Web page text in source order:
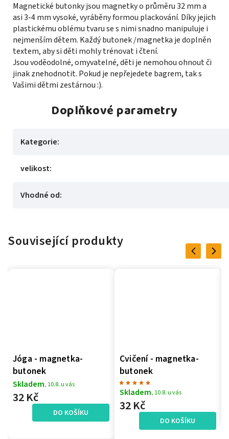
Magnetické butonky jsou magnetky o průměru 32 mm a
asi 3-4 mm vysoké, vyráběny formou plackování. Díky jejich
plastickému oblému tvaru se s nimi snadno manipuluje i
nejmenším dětem. Každý butonek /magnetka je doplněn
textem, aby si děti mohly trénovat i čtení.
Jsou voděodolné, omyvatelné, děti je nemohou ohnout či
jinak znehodnotit. Pokud je nepřejedete bagrem, tak s
Vašimi dětmi zestárnou :).
Doplňkové parametry
Kategorie:
velikost:
Vhodné od:
Související produkty
Previous
Jóga - magnetka-
butonek
Skladem, 10.8. u vás
32 Kč
DO KOŠÍKU
Cvičení - magnetka-
butonek
Skladem, 10.8. u vás
32 Kč
DO KOŠÍKU
Next